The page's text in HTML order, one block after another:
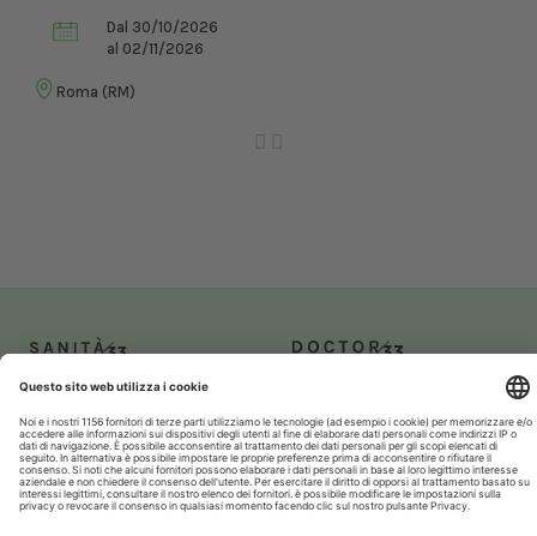
Dal 30/10/2026
al 02/11/2026
Roma (RM)